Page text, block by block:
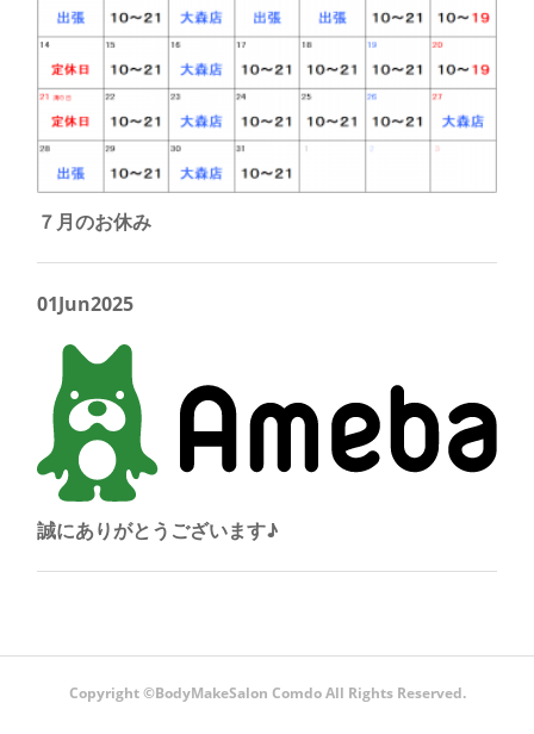
７月のお休み
01Jun2025
誠にありがとうございます♪
Copyright ©️BodyMakeSalon Comdo All Rights Reserved.